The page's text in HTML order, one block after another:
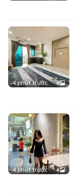
4 phút trước 4
4 phút trước 4